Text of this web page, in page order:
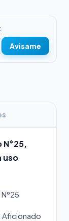
Avisame
N°25,
uso
Aficionado